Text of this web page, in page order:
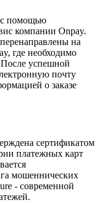
с помощью
компании Onpay.
на
где необходимо
После успешной
почту
о заказе
сертификатом
платежных карт
мошеннических
- современной